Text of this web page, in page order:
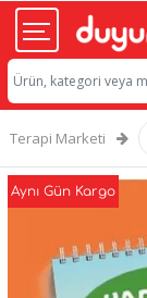
Terapi Marketi
Aynı Gün Kargo